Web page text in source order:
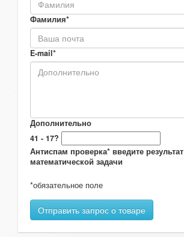
Фамилия*
E-mail*
Дополнительно
41 - 17?
Антиспам проверка* введите результат
математической задачи
*обязательное поле